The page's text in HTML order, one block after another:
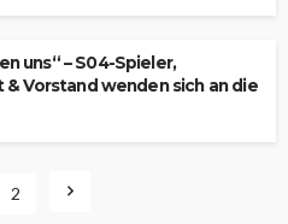
uns“ – S04-Spieler,
& Vorstand wenden sich an die
2